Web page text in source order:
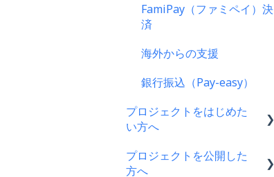
FamiPay（ファミペイ）決
済
海外からの支援
銀行振込（Pay-easy）
プロジェクトをはじめた
い方へ
プロジェクトをはじめる前
に
プロジェクトを公開した
方へ